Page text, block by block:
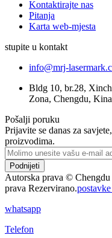
Kontaktirajte nas
Pitanja
Karta web-mjesta
stupite u kontakt
info@mrj-
Bldg 10, br.28,
Zona, Chengdu, Kina
Pošalji poruku
Prijavite se danas za
proizvodima.
Podnijeti
Autorska prava ©
prava Rezervirano.
whatsapp
Telefon